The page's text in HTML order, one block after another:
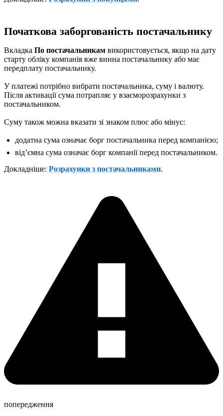
Початкова заборгованість постачальнику
Вкладка По постачальникам використовується, якщо на дату
старту обліку компанія вже винна постачальнику або має
передплату постачальнику.
У платежі потрібно вибрати постачальника, суму і валюту.
Після активації сума потрапляє у взаєморозрахунки з
постачальником.
Суму також можна вказати зі знаком плюс або мінус:
додатна сума означає борг постачальника перед компанією;
відʼємна сума означає борг компанії перед постачальником.
Докладніше: Розрахунки з постачальниками.
попередження